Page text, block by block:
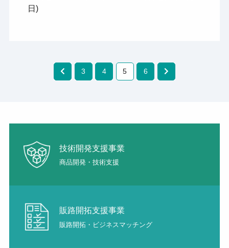
日)
3 4 5 6
技術開発支援事業
商品開発・技術支援
販路開拓支援事業
販路開拓・ビジネスマッチング